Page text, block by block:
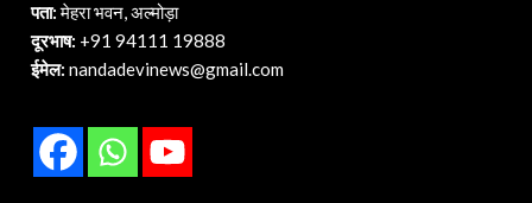
पता:मेहरा भवन, अल्मोड़ा
दूरभाष: +91 94111 19888
ईमेल:nandadevinews@gmail.com